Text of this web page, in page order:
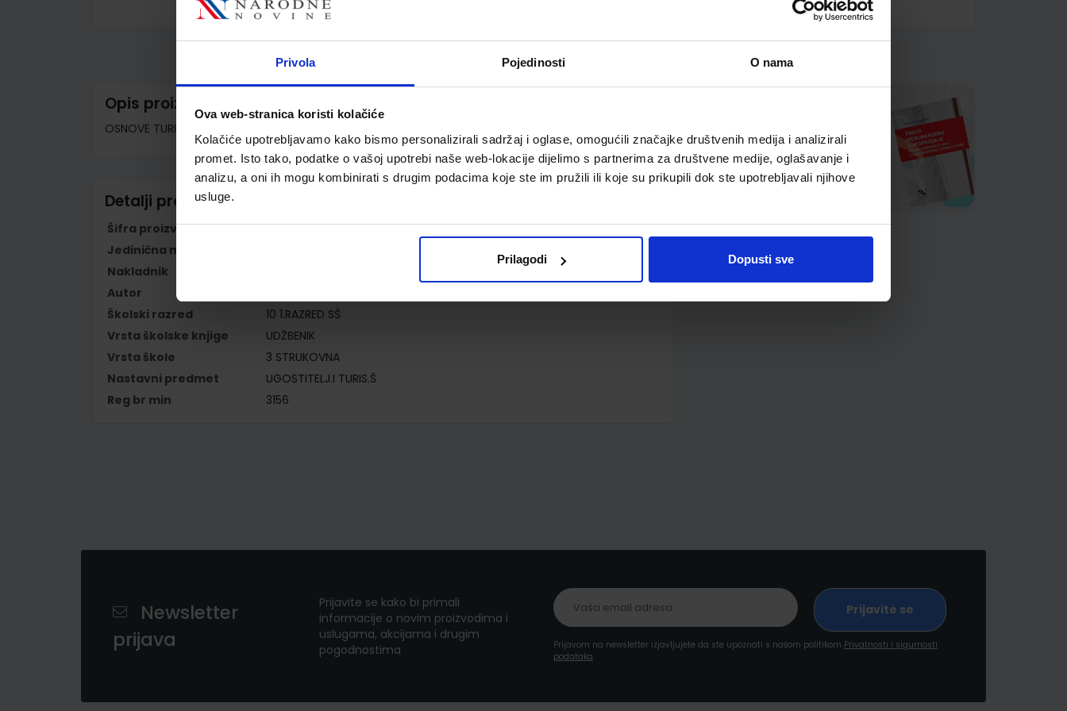
Privola Pojedinosti O nama
Ova web-stranica koristi kolačiće
Kolačiće upotrebljavamo kako bismo personalizirali sadržaj i oglase, omogućili značajke društvenih medija i analizirali
promet. Isto tako, podatke o vašoj upotrebi naše web-lokacije dijelimo s partnerima za društvene medije, oglašavanje i
analizu, a oni ih mogu kombinirati s drugim podacima koje ste im pružili ili koje su prikupili dok ste upotrebljavali njihove
usluge.
Prilagodi Dopusti sve
gallery
Opis proizvoda
OSNOVE TURIZMA; udžbenik za 1. razred hotelijersko-turističkih škola
Detalji proizvoda
Šifra proizvoda
852961
Jedinična mjera
Nakladnik
Autor
Školski razred
10 1.RAZRED SŠ
Vrsta školske knjige
UDŽBENIK
Vrsta škole
3 STRUKOVNA
Nastavni predmet
UGOSTITELJ.I TURIS.Š
Reg br min
3156
Newsletter
prijava
Prijavite se kako bi primali
informacije o novim proizvodima i
uslugama, akcijama i drugim
pogodnostima
Prijavom na newsletter izjavljujete da ste upoznati s našom politikom Privatnosti i sigurnosti
podataka